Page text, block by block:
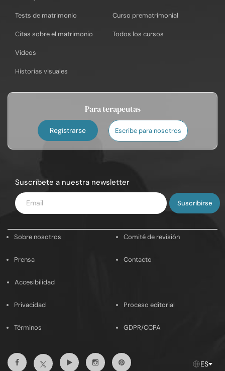
Tests de matrimonio
Citas sobre el matrimonio
Vídeos
Historias visuales
Curso prematrimonial
Todos los cursos
Para terapeutas
Registrarse Escribe para nosotros
Suscríbete a nuestra newsletter
Introduce
tu
Sobre nosotros Comité de revisión
Prensa Contacto
Accesibilidad
Privacidad Proceso editorial
Términos GDPR/CCPA
FacebookTwitterYoutubeInstagramPinterest ES